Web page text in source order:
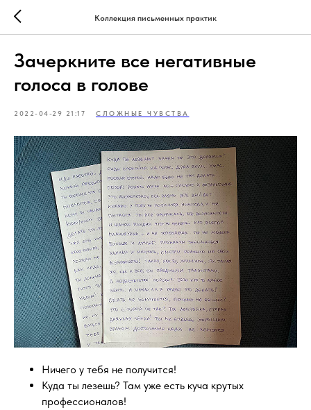
Коллекция письменных практик
Зачеркните все негативные
голоса в голове
2022-04-29 21:17 СЛОЖНЫЕ ЧУВСТВА
Ничего у тебя не получится!
Куда ты лезешь? Там уже есть куча крутых
профессионалов!